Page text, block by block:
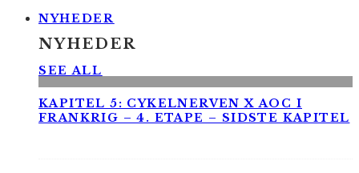
NYHEDER
NYHEDER
SEE ALL
KAPITEL 5: CYKELNERVEN X AOC I
FRANKRIG – 4. ETAPE – SIDSTE KAPITEL